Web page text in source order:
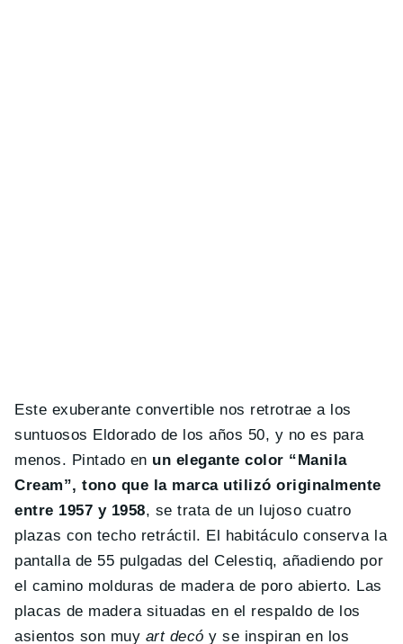
Este exuberante convertible nos retrotrae a los
suntuosos Eldorado de los años 50, y no es para
menos. Pintado en un elegante color “Manila
Cream”, tono que la marca utilizó originalmente
entre 1957 y 1958, se trata de un lujoso cuatro
plazas con techo retráctil. El habitáculo conserva la
pantalla de 55 pulgadas del Celestiq, añadiendo por
el camino molduras de madera de poro abierto. Las
placas de madera situadas en el respaldo de los
asientos son muy art decó y se inspiran en los